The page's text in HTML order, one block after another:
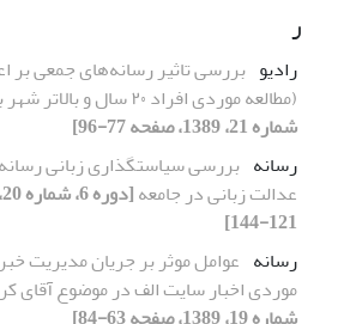
ر
رادیو بررسی تاثیر رسانه‌های جمعی بر
(مطالعه موردی افراد ٢٠ سال و بالاتر شهر بابل)
شماره 21، 1389، صفحه 77-96]
رسانه بررسی سیاستگذاری زبانی
عدالت زبانی در جامعه
121-144]
رسانه عوامل موثر بر جریان مدیریت
موردی اخبار سایت الف در موضوع آقای